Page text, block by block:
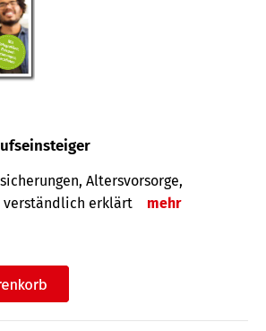
Altersvorsorge,
verständlich erklärt
mehr